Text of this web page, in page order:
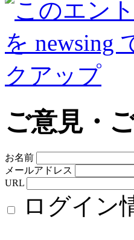
ご意見・
お名前
メールアドレス
URL
ログイン